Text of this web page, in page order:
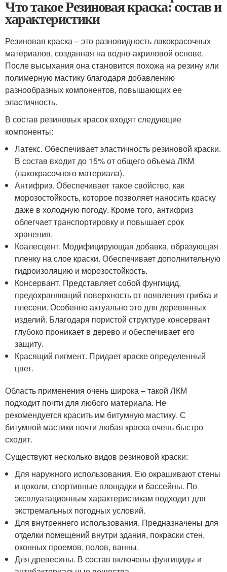
Что такое Резиновая краска: состав и
характеристики
Резиновая краска – это разновидность лакокрасочных
материалов, созданная на водно-акриловой основе.
После высыхания она становится похожа на резину или
полимерную мастику благодаря добавлению
разнообразных компонентов, повышающих ее
эластичность.
В состав резиновых красок входят следующие
компоненты:
Латекс. Обеспечивает эластичность резиновой краски.
В состав входит до 15% от общего объема ЛКМ
(лакокрасочного материала).
Антифриз. Обеспечивает такое свойство, как
морозостойкость, которое позволяет наносить краску
даже в холодную погоду. Кроме того, антифриз
облегчает транспортировку и повышает срок
хранения.
Коалесцент. Модифицирующая добавка, образующая
пленку на слое краски. Обеспечивает дополнительную
гидроизоляцию и морозостойкость.
Консервант. Представляет собой фунгицид,
предохраняющий поверхность от появления грибка и
плесени. Особенно актуально это для деревянных
изделий. Благодаря пористой структуре консервант
глубоко проникает в дерево и обеспечивает его
защиту.
Красящий пигмент. Придает краске определенный
цвет.
Область применения очень широка – такой ЛКМ
подходит почти для любого материала. Не
рекомендуется красить им битумную мастику. С
битумной мастики почти любая краска очень быстро
сходит.
Существуют несколько видов резиновой краски:
Для наружного использования. Ею окрашивают стены
и цоколи, спортивные площадки и бассейны. По
эксплуатационным характеристикам подходит для
экстремальных погодных условий.
Для внутреннего использования. Предназначены для
отделки помещений внутри здания, покраски стен,
оконных проемов, полов, ванны.
Для древесины. В состав включены фунгициды и